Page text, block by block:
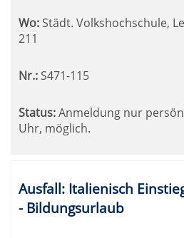
Wo: Städt. Volkshochschule,
211
Nr.: S471-115
Status:Anmeldung nur
Uhr, möglich.
Ausfall: Italienisch
- Bildungsurlaub